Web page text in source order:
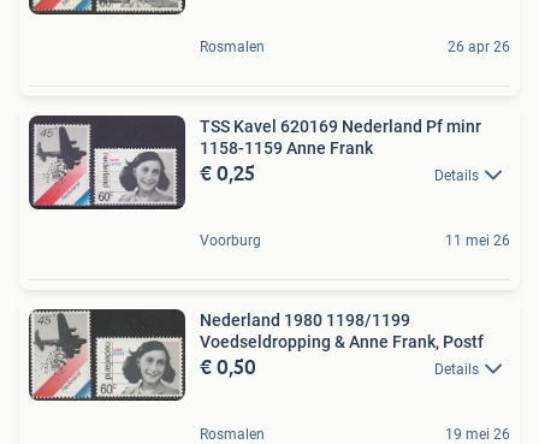
Rosmalen 26 apr 26
TSS Kavel 620169 Nederland Pf minr
1158-1159 Anne Frank
€ 0,25 Details
Voorburg 11 mei 26
Nederland 1980 1198/1199
Voedseldropping & Anne Frank, Postf
€ 0,50 Details
Rosmalen 19 mei 26